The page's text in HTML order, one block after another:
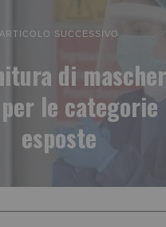
ARTICOLO SUCCESSIVO
di
le categorie
esposte